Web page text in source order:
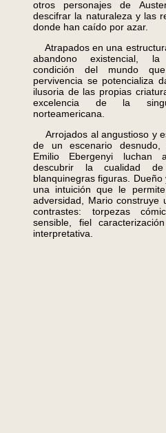
otros personajes de
descifrar la naturaleza y las
donde han caído por azar.
Atrapados en una
abandono existencial, la
condición del mundo
pervivencia se potencializa
ilusoria de las propias
excelencia de la
norteamericana.
Arrojados al angustioso y
de un escenario
Emilio Ebergenyi
descubrir la cualidad
blanquinegras figuras.
una intuición que le
adversidad, Mario construye
contrastes: torpezas
sensible, fiel
interpretativa.